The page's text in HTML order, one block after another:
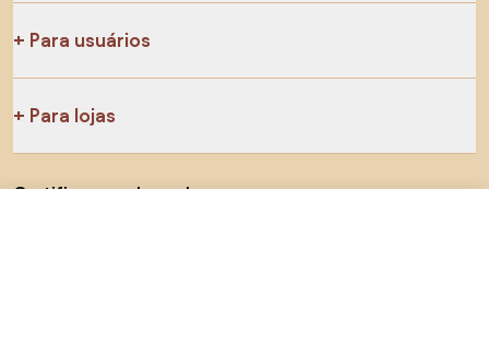
Para usuários
Para lojas
Certifique-se de explorar